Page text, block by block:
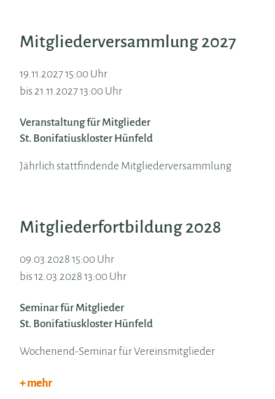
Mitgliederversammlung 2027
19.11.2027 15:00 Uhr
bis 21.11.2027 13:00 Uhr
Veranstaltung für Mitglieder
St. Bonifatiuskloster Hünfeld
Jährlich stattfindende Mitgliederversammlung
Mitgliederfortbildung 2028
09.03.2028 15:00 Uhr
bis 12.03.2028 13:00 Uhr
Seminar für Mitglieder
St. Bonifatiuskloster Hünfeld
Wochenend-Seminar für Vereinsmitglieder
+ mehr